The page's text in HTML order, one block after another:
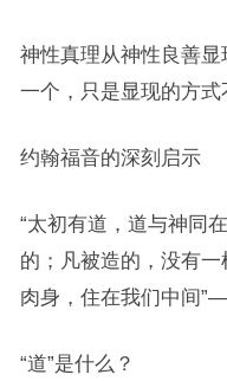
神性真理从神性良善
一个，只是显现的方式
约翰福音的深刻启示
“太初有道，道与神同
的；凡被造的，没有
肉身，住在我们中间
“道”是什么？